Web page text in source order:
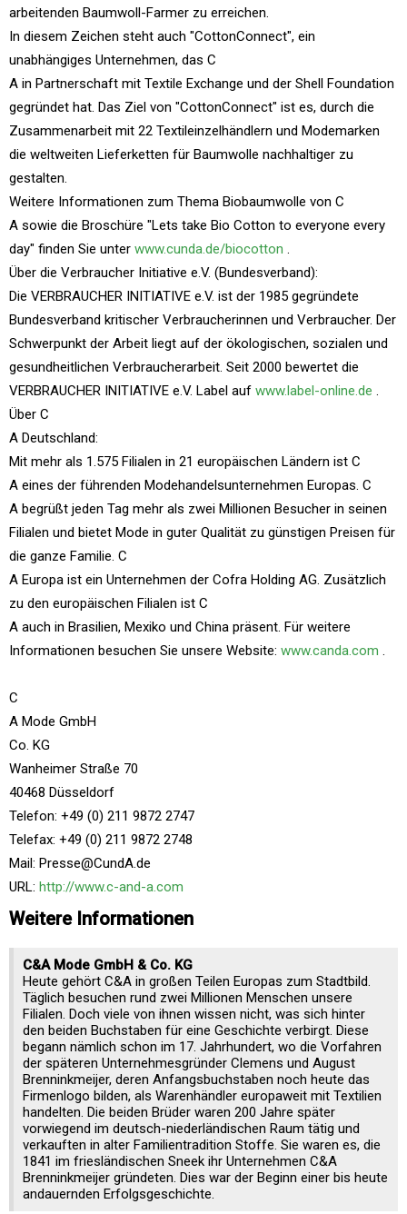
arbeitenden Baumwoll-Farmer zu erreichen.
In diesem Zeichen steht auch "CottonConnect", ein
unabhängiges Unternehmen, das C
A in Partnerschaft mit Textile Exchange und der Shell Foundation
gegründet hat. Das Ziel von "CottonConnect" ist es, durch die
Zusammenarbeit mit 22 Textileinzelhändlern und Modemarken
die weltweiten Lieferketten für Baumwolle nachhaltiger zu
gestalten.
Weitere Informationen zum Thema Biobaumwolle von C
A sowie die Broschüre "Lets take Bio Cotton to everyone every
day" finden Sie unter www.cunda.de/biocotton .
Über die Verbraucher Initiative e.V. (Bundesverband):
Die VERBRAUCHER INITIATIVE e.V. ist der 1985 gegründete
Bundesverband kritischer Verbraucherinnen und Verbraucher. Der
Schwerpunkt der Arbeit liegt auf der ökologischen, sozialen und
gesundheitlichen Verbraucherarbeit. Seit 2000 bewertet die
VERBRAUCHER INITIATIVE e.V. Label auf www.label-online.de .
Über C
A Deutschland:
Mit mehr als 1.575 Filialen in 21 europäischen Ländern ist C
A eines der führenden Modehandelsunternehmen Europas. C
A begrüßt jeden Tag mehr als zwei Millionen Besucher in seinen
Filialen und bietet Mode in guter Qualität zu günstigen Preisen für
die ganze Familie. C
A Europa ist ein Unternehmen der Cofra Holding AG. Zusätzlich
zu den europäischen Filialen ist C
A auch in Brasilien, Mexiko und China präsent. Für weitere
Informationen besuchen Sie unsere Website: www.canda.com .
C
A Mode GmbH
Co. KG
Wanheimer Straße 70
40468 Düsseldorf
Telefon: +49 (0) 211 9872 2747
Telefax: +49 (0) 211 9872 2748
Mail: Presse@CundA.de
URL: http://www.c-and-a.com
Weitere Informationen
C&A Mode GmbH & Co. KG
Heute gehört C&A in großen Teilen Europas zum Stadtbild.
Täglich besuchen rund zwei Millionen Menschen unsere
Filialen. Doch viele von ihnen wissen nicht, was sich hinter
den beiden Buchstaben für eine Geschichte verbirgt. Diese
begann nämlich schon im 17. Jahrhundert, wo die Vorfahren
der späteren Unternehmesgründer Clemens und August
Brenninkmeijer, deren Anfangsbuchstaben noch heute das
Firmenlogo bilden, als Warenhändler europaweit mit Textilien
handelten. Die beiden Brüder waren 200 Jahre später
vorwiegend im deutsch-niederländischen Raum tätig und
verkauften in alter Familientradition Stoffe. Sie waren es, die
1841 im friesländischen Sneek ihr Unternehmen C&A
Brenninkmeijer gründeten. Dies war der Beginn einer bis heute
andauernden Erfolgsgeschichte.